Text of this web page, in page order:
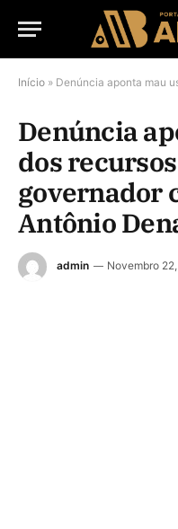
Início » Denúncia aponta mau uso dos
Denúncia
dos
governador
Antônio
admin Novembro